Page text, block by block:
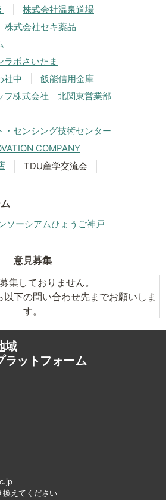
株式会社温泉道場
株式会社セキ薬品
ラボさいたま
社中
飯能信用金庫
フ株式会社 北関東営業部
・センシング技術センター
COMPANY
TDU産学交流会
ソーシアムひょうご神戸
意見募集
集しておりません。
下の問い合わせ先までお願いしま
す。
域
ラットフォーム
換えてください